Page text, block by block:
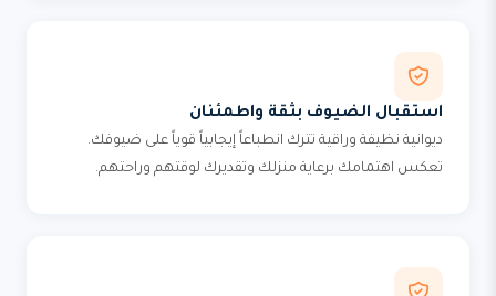
استقبال الضيوف بثقة واطمئنان
ديوانية نظيفة وراقية تترك انطباعاً إيجابياً قوياً على ضيوفك.
تعكس اهتمامك برعاية منزلك وتقديرك لوقتهم وراحتهم.